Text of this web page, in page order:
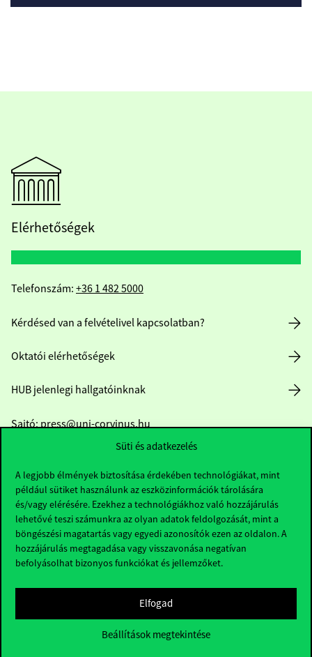
Süti és adatkezelés
A legjobb élmények biztosítása érdekében technológiákat, mint
például sütiket használunk az eszközinformációk tárolására
és/vagy elérésére. Ezekhez a technológiákhoz való hozzájárulás
lehetővé teszi számunkra az olyan adatok feldolgozását, mint a
böngészési magatartás vagy egyedi azonosítók ezen az oldalon. A
hozzájárulás megtagadása vagy visszavonása negatívan
befolyásolhat bizonyos funkciókat és jellemzőket.
Elfogad
Beállítások megtekintése
Elérhetőségek
Telefonszám: +36 1 482 5000
Kérdésed van a felvételivel kapcsolatban?
Oktatói elérhetőségek
HUB jelenlegi hallgatóinknak
Sajtó:press@uni-corvinus.hu
Hasznos linkek